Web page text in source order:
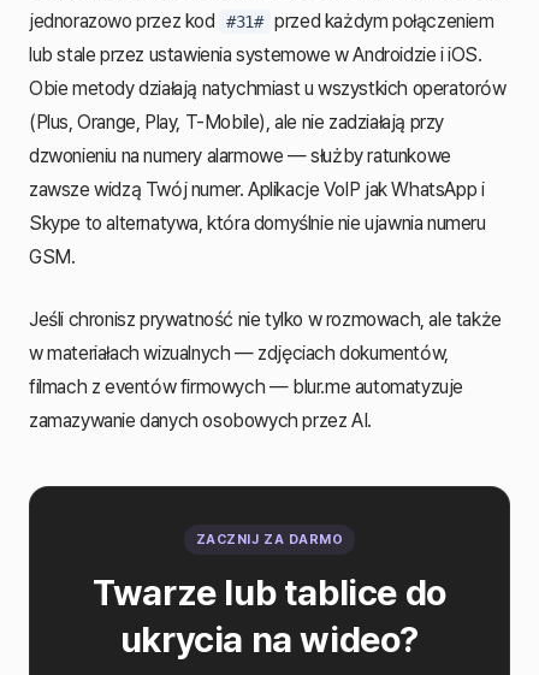
jednorazowo przez kod
#31# przed każdym połączeniem
lub stale przez ustawienia systemowe w Androidzie i iOS.
Obie metody działają natychmiast u wszystkich operatorów
(Plus, Orange, Play, T-Mobile), ale nie zadziałają przy
dzwonieniu na numery alarmowe — służby ratunkowe
zawsze widzą Twój numer. Aplikacje VoIP jak WhatsApp i
Skype to alternatywa, która domyślnie nie ujawnia numeru
GSM.
Jeśli chronisz prywatność nie tylko w rozmowach, ale także
w materiałach wizualnych — zdjęciach dokumentów,
filmach z eventów firmowych — blur.me automatyzuje
zamazywanie danych osobowych przez AI.
ZACZNIJ ZA DARMO
Twarze lub tablice do
ukrycia na wideo?